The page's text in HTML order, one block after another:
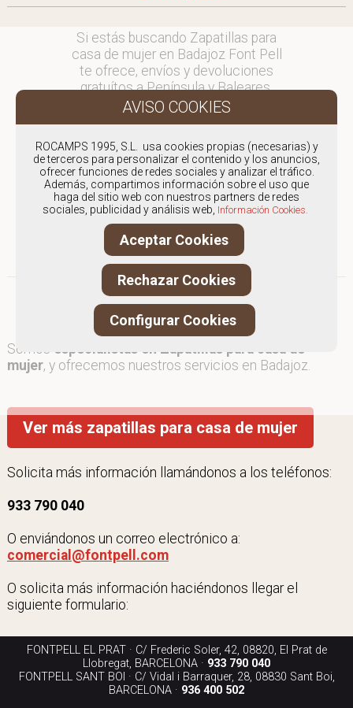
Si estás buscando Zapatillas para
casa de mujer en Badajoz Font Pell
te ofrece, envíos y devoluciones
gratuítos a Península y Baleares,
para otros destinos consultar
en comercial@fontpell.com.
Los envíos a Badajoz gestionados
entre semana se entregarán en
menos de 48 horas; los pedidos
realizados en fin de semana, el
producto se enviará a partir del
lunes.
Somos especialistas en Zapatillas para casa de
mujer, y ofrecemos nuestros servicios en Badajoz.
Ver más zapatillas para casa de mujer
Solicita más información llamándonos a los teléfonos:
933 790 040
O enviándonos un correo electrónico a:
comercial@fontpell.com
O solicita más información haciéndonos llegar el
siguiente formulario:
FONTPELL EL PRAT · C/ Frederic Soler, 42, 08820, El Prat de
Llobregat, BARCELONA · 933 790 040
FONTPELL SANT BOI · C/ Vidal i Barraquer, 28, 08830 Sant Boi,
BARCELONA · 936 400 502
ROCAMPS 1995, S.L. usa cookies propias (necesarias) y
de terceros para personalizar el contenido y los anuncios,
ofrecer funciones de redes sociales y analizar el tráfico.
Además, compartimos información sobre el uso que
haga del sitio web con nuestros partners de redes
sociales, publicidad y análisis web, Información Cookies.
Aceptar Cookies
Rechazar Cookies
Configurar Cookies